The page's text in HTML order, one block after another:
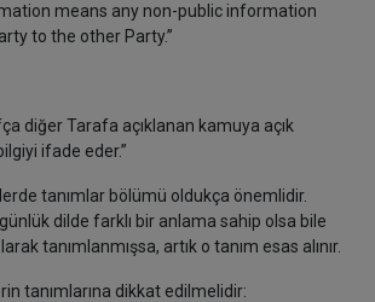
means any non-public information
to the other Party.”
diğer Tarafa açıklanan kamuya açık
ifade eder.”
tanımlar bölümü oldukça önemlidir.
dilde farklı bir anlama sahip olsa bile
tanımlanmışsa, artık o tanım esas alınır.
tanımlarına dikkat edilmelidir: